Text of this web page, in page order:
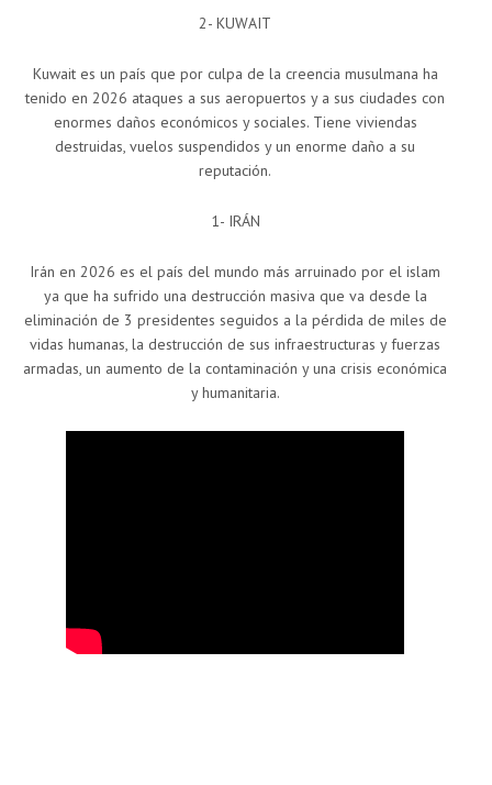
2- KUWAIT
Kuwait es un país que por culpa de la creencia musulmana ha
tenido en 2026 ataques a sus aeropuertos y a sus ciudades con
enormes daños económicos y sociales. Tiene viviendas
destruidas, vuelos suspendidos y un enorme daño a su
reputación.
1- IRÁN
Irán en 2026 es el país del mundo más arruinado por el islam
ya que ha sufrido una destrucción masiva que va desde la
eliminación de 3 presidentes seguidos a la pérdida de miles de
vidas humanas, la destrucción de sus infraestructuras y fuerzas
armadas, un aumento de la contaminación y una crisis económica
y humanitaria.